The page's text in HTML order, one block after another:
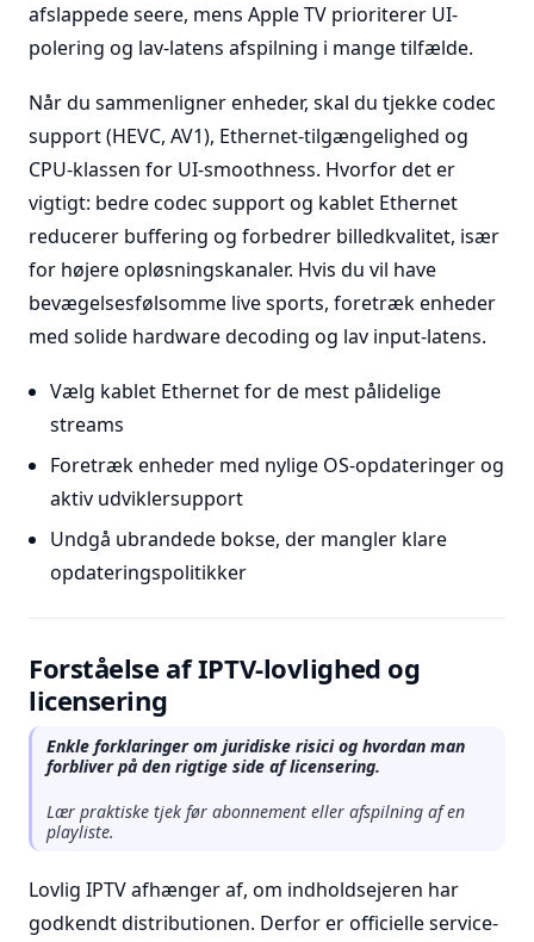
afslappede seere, mens Apple TV prioriterer UI-
polering og lav-latens afspilning i mange tilfælde.
Når du sammenligner enheder, skal du tjekke codec
support (HEVC, AV1), Ethernet-tilgængelighed og
CPU-klassen for UI-smoothness. Hvorfor det er
vigtigt: bedre codec support og kablet Ethernet
reducerer buffering og forbedrer billedkvalitet, især
for højere opløsningskanaler. Hvis du vil have
bevægelsesfølsomme live sports, foretræk enheder
med solide hardware decoding og lav input-latens.
Vælg kablet Ethernet for de mest pålidelige
streams
Foretræk enheder med nylige OS-opdateringer og
aktiv udviklersupport
Undgå ubrandede bokse, der mangler klare
opdateringspolitikker
Forståelse af IPTV-lovlighed og
licensering
Enkle forklaringer om juridiske risici og hvordan man
forbliver på den rigtige side af licensering.
Lær praktiske tjek før abonnement eller afspilning af en
playliste.
Lovlig IPTV afhænger af, om indholdsejeren har
godkendt distributionen. Derfor er officielle service-